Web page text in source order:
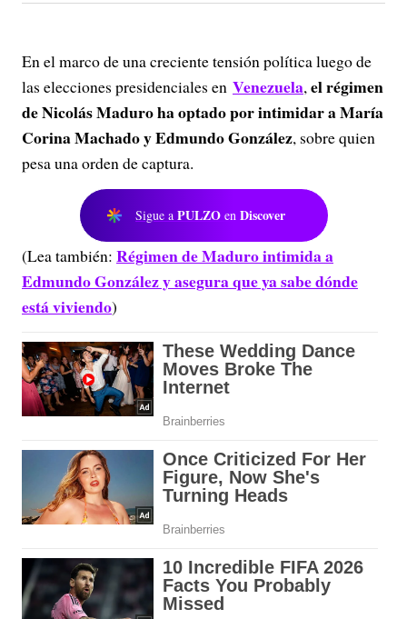
En el marco de una creciente tensión política luego de
las elecciones presidenciales en Venezuela,el régimen
de Nicolás Maduro ha optado por intimidar a María
Corina Machado y Edmundo González, sobre quien
pesa una orden de captura.
Sigue a PULZO en Discover
(Lea también: Régimen de Maduro intimida a
Edmundo González y asegura que ya sabe dónde
está viviendo)